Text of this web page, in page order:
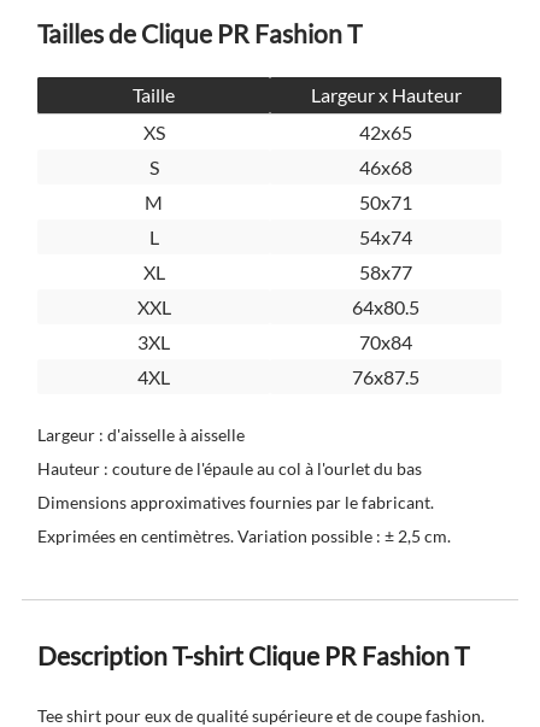
Tailles de Clique PR Fashion T
Taille
Largeur x Hauteur
XS
42x65
S
46x68
M
50x71
L
54x74
XL
58x77
XXL
64x80.5
3XL
70x84
4XL
76x87.5
Largeur : d'aisselle à aisselle
Hauteur : couture de l'épaule au col à l'ourlet du bas
Dimensions approximatives fournies par le fabricant.
Exprimées en centimètres. Variation possible : ± 2,5 cm.
Description T-shirt Clique PR Fashion T
Tee shirt pour eux de qualité supérieure et de coupe fashion.